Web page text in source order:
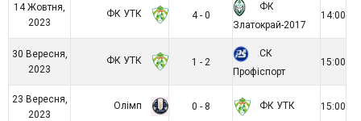
14 Жовтня,
2023
ФК УТК 4 - 0
ФК
Златокрай-2017
14:00
30 Вересня,
2023
ФК УТК 1 - 2
СК
Профіспорт
15:00
23 Вересня,
2023
Олімп 0 - 8 ФК УТК 15:00